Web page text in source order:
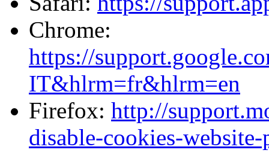
Chrome:
https://
IT&hlrm=fr&hlrm=en
Firefox: http://
disable-cookies-website-